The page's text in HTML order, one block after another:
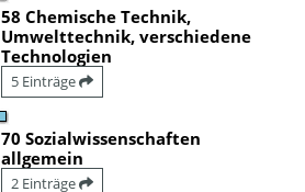
58 Chemische Technik,
Umwelttechnik, verschiedene
Technologien
5 Einträge
70 Sozialwissenschaften
allgemein
2 Einträge